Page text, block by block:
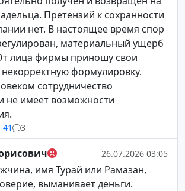
Претензий к сохранности
нет. В настоящее время спор
материальный ущерб
От лица фирмы приношу свои
формулировку.
сотрудничество
не имеет возможности
3
26.07.2026 03:05
имя Турай или Рамазан,
выманивает деньги.